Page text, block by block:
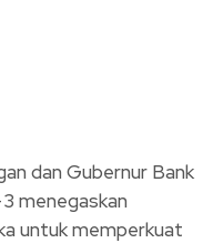
dan Gubernur Bank
menegaskan
untuk memperkuat